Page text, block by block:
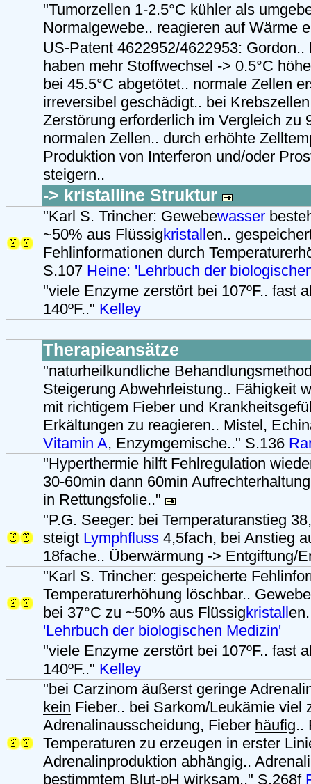
"Tumorzellen 1-2.5°C kühler als
Normalgewebe.. reagieren auf Wärme
US-Patent 4622952/4622953: Gordon..
haben mehr Stoffwechsel -> 0.5°C
bei 45.5°C abgetötet.. normale Zellen
irreversibel geschädigt.. bei
Zerstörung erforderlich im Vergleich zu
normalen Zellen.. durch erhöhte
Produktion von Interferon und/oder
steigern..
-> kristalline Struktur
"Karl S. Trincher: Gewebewasser
~50% aus Flüssigkristall en..
Fehlinformationen durch
S.107 Heine: 'Lehrbuch der
"viele Enzyme zerstört bei 107ºF.. fast
140ºF.." Kelley
Therapieansätze
"naturheilkundliche
Steigerung Abwehrleistung.. Fähigkeit
mit richtigem Fieber und
Erkältungen zu reagieren.. Mistel,
Vitamin A, Enzymgemische.." S.136
"Hyperthermie hilft Fehlregulation
30-60min dann 60min
in Rettungsfolie.."
"P.G. Seeger: bei Temperaturanstieg
steigt Lymphfluss 4,5fach, bei Anstieg
18fache.. Überwärmung -> Entgiftung/
"Karl S. Trincher: gespeicherte
Temperaturerhöhung löschbar.. Gewebe
bei 37°C zu ~50% aus Flüssigkristall
'Lehrbuch der biologischen Medizin'
"viele Enzyme zerstört bei 107ºF.. fast
140ºF.." Kelley
"bei Carzinom äußerst geringe
kein Fieber.. bei Sarkom/Leukämie viel
Adrenalinausscheidung, Fieber häufig..
Temperaturen zu erzeugen in erster
Adrenalinproduktion abhängig..
bestimmtem Blut-pH wirksam.." S.268f